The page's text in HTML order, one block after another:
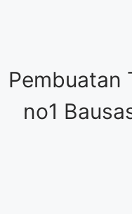
Pembuatan
no1